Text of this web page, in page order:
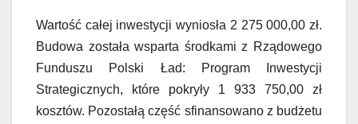
Wartość całej inwestycji wyniosła 2 275 000,00 zł.
Budowa została wsparta środkami z Rządowego
Funduszu Polski Ład: Program Inwestycji
Strategicznych, które pokryły 1 933 750,00 zł
kosztów. Pozostałą część sfinansowano z budżetu